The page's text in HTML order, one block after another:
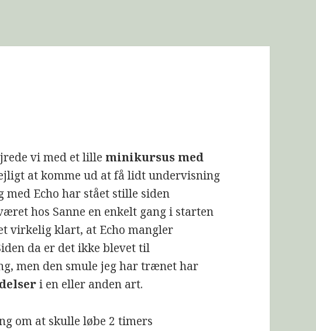
vi med et lille minikursus med
at komme ud at få lidt undervisning
Echo har stået stille siden
hos Sanne en enkelt gang i starten
virkelig klart, at Echo mangler
da er det ikke blevet til
men den smule jeg har trænet har
i en eller anden art.
om at skulle løbe 2 timers